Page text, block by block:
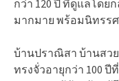
กว่า 120 ปี ที่ดูแลโดย
มากมาย พร้อมนิทรร
บ้านปราณิสา บ้านสว
ทรงจั่วอายุกว่า 100